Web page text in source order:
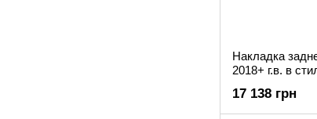
Накладка
2018+ г.в. в
17 138 грн